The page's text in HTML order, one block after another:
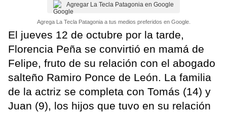
Agregar La Tecla Patagonia en Google
Agrega La Tecla Patagonia a tus medios preferidos en Google.
El jueves 12 de octubre por la tarde,
Florencia Peña se convirtió en mamá de
Felipe, fruto de su relación con el abogado
salteño Ramiro Ponce de León. La familia
de la actriz se completa con Tomás (14) y
Juan (9), los hijos que tuvo en su relación